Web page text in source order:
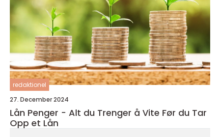
redaktionel
27. December 2024
Lån Penger - Alt du Trenger å Vite Før du Tar
Opp et Lån